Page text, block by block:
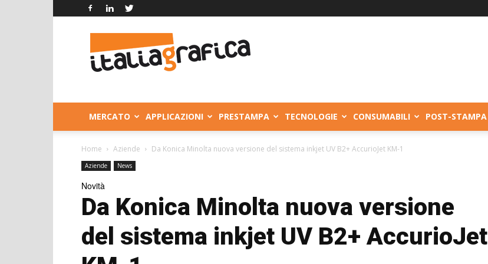
Grafica
MERCATO APPLICAZIONI PRESTAMPA TECNOLOGIE CONSUMABILI POST-STAMPA
Home Aziende Da Konica Minolta nuova versione del sistema inkjet UV B2+ AccurioJet KM-1
Aziende News
Novità
Da Konica Minolta nuova versione
del sistema inkjet UV B2+ AccurioJet